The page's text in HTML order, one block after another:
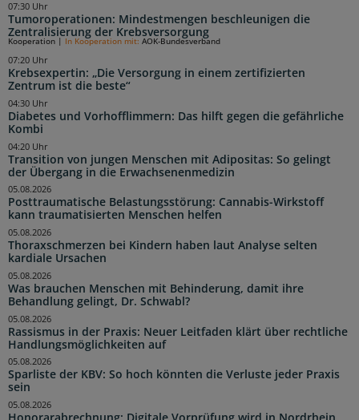
Tumoroperationen: Mindestmengen beschleunigen die
Zentralisierung der Krebsversorgung
07:30 Uhr
Krebsexpertin: „Die Versorgung in einem zertifizierten
Zentrum ist die beste“
Kooperation | In Kooperation mit: AOK-Bundesverband
07:20 Uhr
Diabetes und Vorhofflimmern: Das hilft gegen die gefährliche
Kombi
04:30 Uhr
Transition von jungen Menschen mit Adipositas: So gelingt
der Übergang in die Erwachsenenmedizin
04:20 Uhr
Posttraumatische Belastungsstörung: Cannabis-Wirkstoff
kann traumatisierten Menschen helfen
05.08.2026
Thoraxschmerzen bei Kindern haben laut Analyse selten
kardiale Ursachen
05.08.2026
Was brauchen Menschen mit Behinderung, damit ihre
Behandlung gelingt, Dr. Schwabl?
05.08.2026
Rassismus in der Praxis: Neuer Leitfaden klärt über rechtliche
Handlungsmöglichkeiten auf
05.08.2026
Sparliste der KBV: So hoch könnten die Verluste jeder Praxis
sein
05.08.2026
05.08.2026